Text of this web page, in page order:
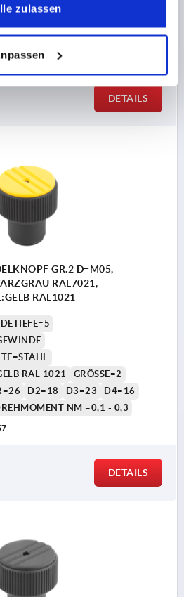
zulassen
NM =0,1 - 0,3
DETAILS
GR.2 D=M05,
RAL7021,
RAL1021
RAL 1021
GRÖSSE=2
D2=18 D3=23
D4=16
NM =0,1 - 0,3
DETAILS